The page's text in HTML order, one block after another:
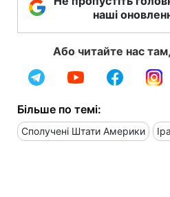
наші
Або читайте нас
Більше по темі:
Сполучені Штати Америки